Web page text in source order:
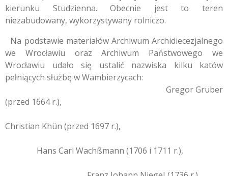
kierunku Studzienna. Obecnie jest to teren
niezabudowany, wykorzystywany rolniczo.
Na podstawie materiałów Archiwum Archidiecezjalnego
we Wrocławiu oraz Archiwum Państwowego we
Wrocławiu udało się ustalić nazwiska kilku katów
pełniących służbę w Wambierzycach:
Gregor Gruber
(przed 1664 r.),
Christian Khün (przed 1697 r.),
Hans Carl Wachßmann (1706 i 1711 r.),